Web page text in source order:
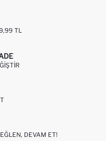
TL
DEVAM ET!